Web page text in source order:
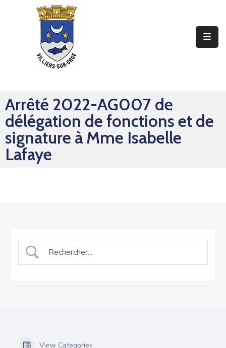
Mes
Sorties
Mes
Démarches
Arrêté 2022-AG007 de
délégation de fonctions et de
signature à Mme Isabelle
Lafaye
View Categories